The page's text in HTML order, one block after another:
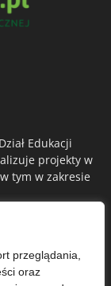
przeglądania,
oraz
Edukacji
projekty w
tym w zakresie